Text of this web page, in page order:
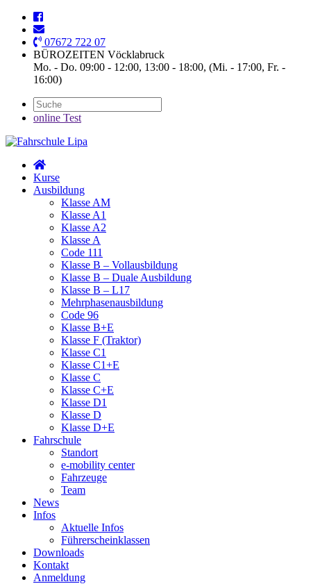
07672 722 07
BÜROZEITEN Vöcklabruck
Mo. - Do. 09:00 - 12:00, 13:00 - 18:00, (Mi. - 17:00, Fr. -
16:00)
online Test
Kurse
Ausbildung
Klasse AM
Klasse A1
Klasse A2
Klasse A
Code 111
Klasse B – Vollausbildung
Klasse B – Duale Ausbildung
Klasse B – L17
Mehrphasenausbildung
Code 96
Klasse B+E
Klasse F (Traktor)
Klasse C1
Klasse C1+E
Klasse C
Klasse C+E
Klasse D1
Klasse D
Klasse D+E
Fahrschule
Standort
e-mobility center
Fahrzeuge
Team
News
Infos
Aktuelle Infos
Führerscheinklassen
Downloads
Kontakt
Anmeldung